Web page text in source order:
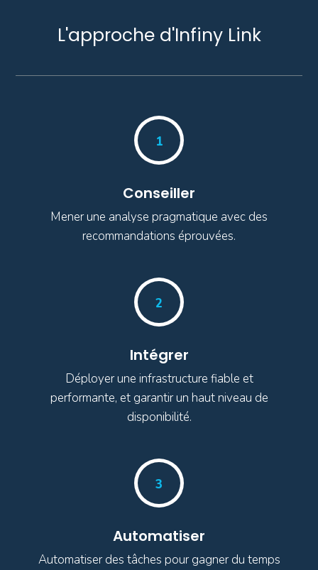
L'approche d'Infiny Link
1
Conseiller
Mener une analyse pragmatique avec des
recommandations éprouvées.
2
Intégrer
Déployer une infrastructure fiable et
performante, et garantir un haut niveau de
disponibilité.
3
Automatiser
Automatiser des tâches pour gagner du temps